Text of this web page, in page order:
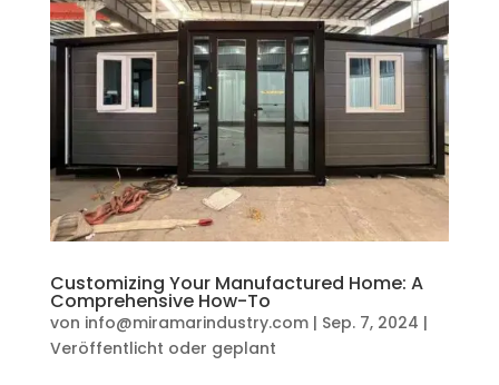
Customizing Your Manufactured Home: A
Comprehensive How-To
von info@miramarindustry.com| Sep. 7, 2024 |
Veröffentlicht oder geplant